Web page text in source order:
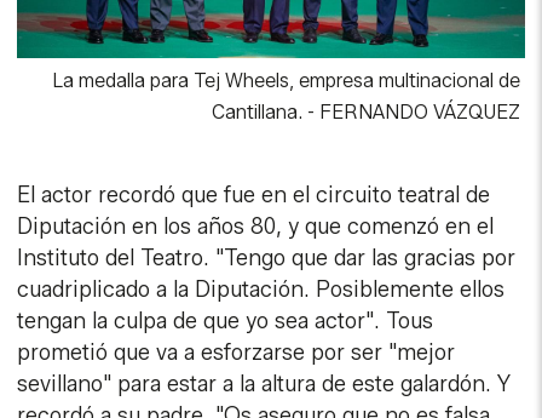
La medalla para Tej Wheels, empresa multinacional de
Cantillana. - FERNANDO VÁZQUEZ
El actor recordó que fue en el circuito teatral de
Diputación en los años 80, y que comenzó en el
Instituto del Teatro. "Tengo que dar las gracias por
cuadriplicado a la Diputación. Posiblemente ellos
tengan la culpa de que yo sea actor". Tous
prometió que va a esforzarse por ser "mejor
sevillano" para estar a la altura de este galardón. Y